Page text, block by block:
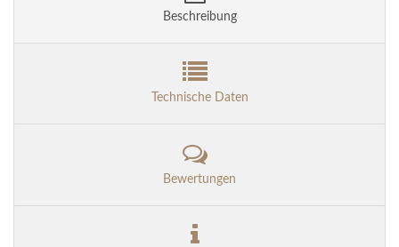
Beschreibung
Technische Daten
Bewertungen